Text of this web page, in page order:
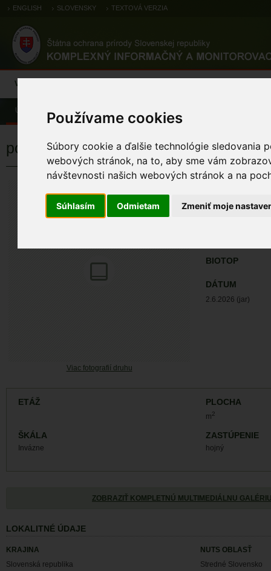
Používame cookies
Súbory cookie a ďalšie technológie sledovania
webových stránok, na to, aby sme vám
návštevnosti našich webových stránok a na
Súhlasím Odmietam Zmeniť moje
ENGLISH SLOVENSKY TEXTOVÁ VERZIA
Výsledky monitoringu
Úvod Pozorovania a výskytové dáta
pohánkovec japonský
Viac fotografií druhu
BIOTOP
DÁTUM
2.6.2026 (jar)
ETÁŽ PLOCHA
m2
ŠKÁLA
Invázne
ZASTÚPENIE
hojný
ZOBRAZIŤ KOMPLETNÚ MULTIMEDIÁLNU
LOKALITNÉ ÚDAJE
KRAJINA
Slovenská republika
NUTS OBLASŤ
Stredné Slovensko